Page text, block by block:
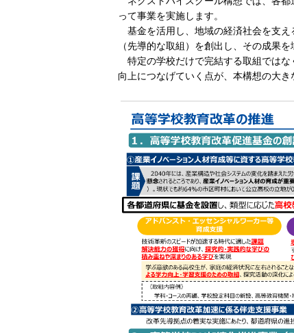
って事業を実施します。
基金を活用し、地域の経済社会を支
（先導的な取組）を創出し、その成果
特定の学校だけで完結する取組では
向上につなげていく点が、本構想の大き